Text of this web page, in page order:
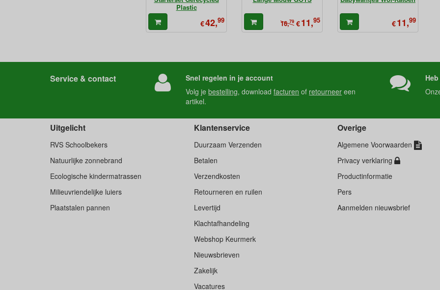
Plastic
€42,99 16,79 €11,95 €11,99
Service & contact
Snel regelen in je account
Volg jebestelling, downloadfacturen of retourneer een
artikel.
Klantenservice
Duurzaam Verzenden
Betalen
Verzendkosten
Retourneren en ruilen
Levertijd
Klachtafhandeling
Webshop Keurmerk
Nieuwsbrieven
Zakelijk
Vacatures
Uitgelicht
RVS Schoolbekers
Natuurlijke zonnebrand
Ecologische kindermatrassen
Milieuvriendelijke luiers
Plaatstalen pannen
Overige
Algemene Voorwaarden
Privacy verklaring
Productinformatie
Pers
Aanmelden nieuwsbrief